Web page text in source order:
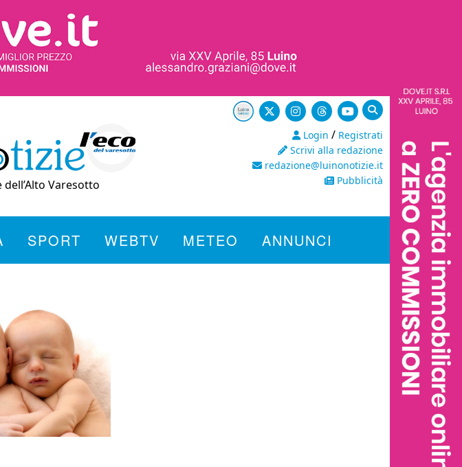
Varesotto
Login / Registrati
Scrivi alla redazione
redazione@luinonotizie.it
Pubblicità
SPORT WEBTV METEO ANNUNCI